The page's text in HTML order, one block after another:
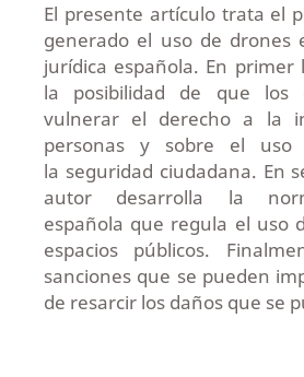
El presente artículo trata el
generado el uso de drones
jurídica española. En primer
la posibilidad de que los
vulnerar el derecho a la
personas y sobre el uso
la seguridad ciudadana. En
autor desarrolla la
española que regula el uso
espacios públicos.
sanciones que se pueden
de resarcir los daños que se